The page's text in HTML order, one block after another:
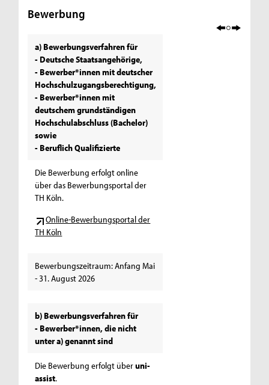
Bewerbung
a) Bewerbungsverfahren für
- Deutsche Staatsangehörige,
- Bewerber*innen mit deutscher
Hochschulzugangsberechtigung,
- Bewerber*innen mit
deutschem grundständigen
Hochschulabschluss (Bachelor)
sowie
- Beruflich Qualifizierte
Die Bewerbung erfolgt online
über das Bewerbungsportal der
TH Köln.
Online-Bewerbungsportal der
TH Köln
Bewerbungszeitraum: Anfang Mai
- 31. August 2026
b) Bewerbungsverfahren für
- Bewerber*innen, die nicht
unter a) genannt sind
Die Bewerbung erfolgt überuni-
assist.